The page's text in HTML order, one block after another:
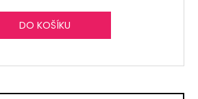
DO KOŠÍKU